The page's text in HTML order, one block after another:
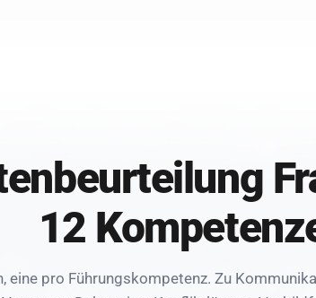
12
eine pro Führungskompetenz. Zu